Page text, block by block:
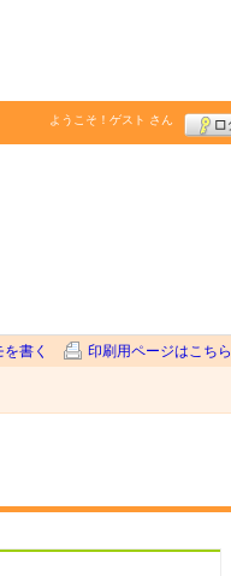
ようこそ！ ゲスト さん
を書く 印刷用ページはこちら